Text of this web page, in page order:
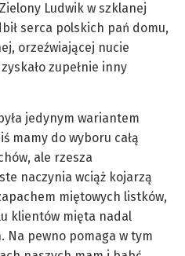
Ludwik w szklanej
serca polskich pań domu,
orzeźwiającej nucie
zupełnie inny
jedynym wariantem
mamy do wyboru całą
ale rzesza
naczynia wciąż kojarzą
miętowych listków,
klientów mięta nadal
Na pewno pomaga w tym